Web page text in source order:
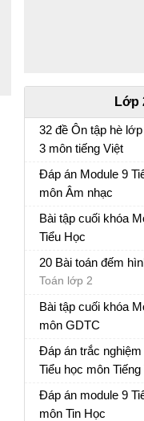
Lớp
32 đề Ôn tập hè
3 môn tiếng Việt
Bài tập ôn hè lớp 2
Đáp án Module 9
môn Âm nhạc
Đáp án trắc nghiệm
Bài tập cuối khóa
Tiểu Học
Bài tập cuối khóa
20 Bài toán đếm
Toán lớp 2
Bài tập cuối khóa
môn GDTC
Bài tập cuối khóa
Đáp án trắc nghiệm
Tiểu học môn Tiếng
Đáp án trắc nghiệm
Đáp án module 9
môn Tin Học